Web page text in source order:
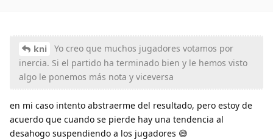
kni
Yo creo que muchos jugadores votamos por
inercia. Si el partido ha terminado bien y le hemos visto
algo le ponemos más nota y viceversa
en mi caso intento abstraerme del resultado, pero estoy de
acuerdo que cuando se pierde hay una tendencia al
desahogo suspendiendo a los jugadores 😅